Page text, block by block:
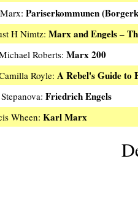
Pariserkommunen
H Nimtz: Marx and Engels –
Roberts: Marx 200
Royle: A Rebel's Guide to
Friedrich Engels
Wheen: Karl Marx